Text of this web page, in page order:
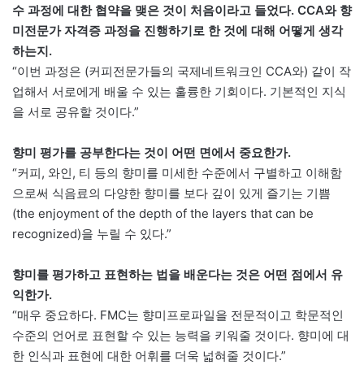
수 과정에 대한 협약을 맺은 것이 처음이라고 들었다. CCA와 향
미전문가 자격증 과정을 진행하기로 한 것에 대해 어떻게 생각
하는지.
“이번 과정은 (커피전문가들의 국제네트워크인 CCA와) 같이 작
업해서 서로에게 배울 수 있는 훌륭한 기회이다. 기본적인 지식
을 서로 공유할 것이다.”
향미 평가를 공부한다는 것이 어떤 면에서 중요한가.
“커피, 와인, 티 등의 향미를 미세한 수준에서 구별하고 이해함
으로써 식음료의 다양한 향미를 보다 깊이 있게 즐기는 기쁨
(the enjoyment of the depth of the layers that can be
recognized)을 누릴 수 있다.”
향미를 평가하고 표현하는 법을 배운다는 것은 어떤 점에서 유
익한가.
“매우 중요하다. FMC는 향미프로파일을 전문적이고 학문적인
수준의 언어로 표현할 수 있는 능력을 키워줄 것이다. 향미에 대
한 인식과 표현에 대한 어휘를 더욱 넓혀줄 것이다.”